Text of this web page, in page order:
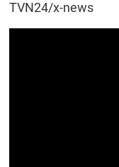
TVN24/x-news